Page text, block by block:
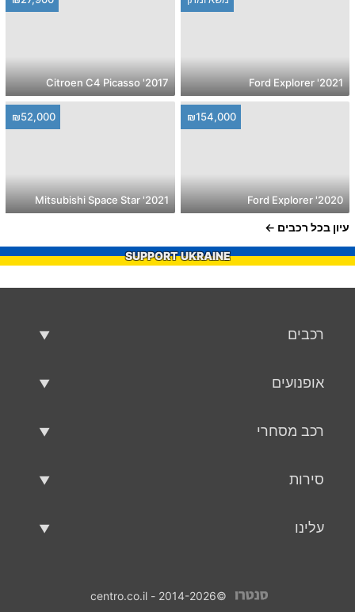
2021' Ford Explorer
2017' Citroen C4 Picasso
₪154,000
2020' Ford Explorer
₪52,000
2021' Mitsubishi Space Star
עיון בכל רכבים
SUPPORT UKRAINE
רכבים
אופנועים
רכב מסחרי
סירות
עלינו
©2014-2026 - centro.co.il